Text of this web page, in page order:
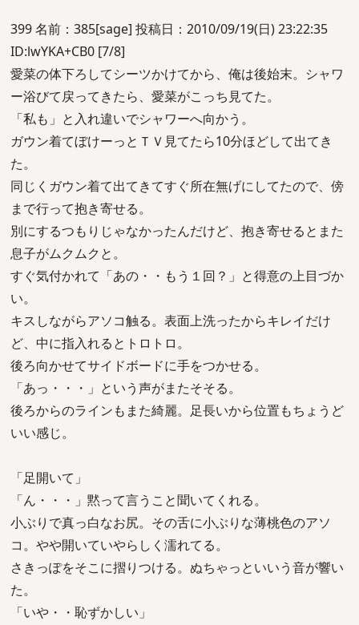
399 名前：385[sage] 投稿日：2010/09/19(日) 23:22:35
ID:lwYKA+CB0 [7/8]
愛菜の体下ろしてシーツかけてから、俺は後始末。シャワ
ー浴びて戻ってきたら、愛菜がこっち見てた。
「私も」と入れ違いでシャワーへ向かう。
ガウン着てぼけーっとＴＶ見てたら10分ほどして出てき
た。
同じくガウン着て出てきてすぐ所在無げにしてたので、傍
まで行って抱き寄せる。
別にするつもりじゃなかったんだけど、抱き寄せるとまた
息子がムクムクと。
すぐ気付かれて「あの・・もう１回？」と得意の上目づか
い。
キスしながらアソコ触る。表面上洗ったからキレイだけ
ど、中に指入れるとトロトロ。
後ろ向かせてサイドボードに手をつかせる。
「あっ・・・」という声がまたそそる。
後ろからのラインもまた綺麗。足長いから位置もちょうど
いい感じ。
「足開いて」
「ん・・・」黙って言うこと聞いてくれる。
小ぶりで真っ白なお尻。その舌に小ぶりな薄桃色のアソ
コ。やや開いていやらしく濡れてる。
さきっぽをそこに摺りつける。ぬちゃっといいう音が響い
た。
「いや・・恥ずかしい」